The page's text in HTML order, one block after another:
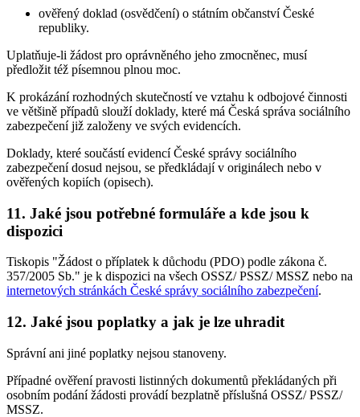
ověřený doklad (osvědčení) o státním občanství České
republiky.
Uplatňuje-li žádost pro oprávněného jeho zmocněnec, musí
předložit též písemnou plnou moc.
K prokázání rozhodných skutečností ve vztahu k odbojové činnosti
ve většině případů slouží doklady, které má Česká správa sociálního
zabezpečení již založeny ve svých evidencích.
Doklady, které součástí evidencí České správy sociálního
zabezpečení dosud nejsou, se předkládají v originálech nebo v
ověřených kopiích (opisech).
11. Jaké jsou potřebné formuláře a kde jsou k
dispozici
Tiskopis "Žádost o příplatek k důchodu (PDO) podle zákona č.
357/2005 Sb." je k dispozici na všech OSSZ/ PSSZ/ MSSZ nebo na
internetových stránkách České správy sociálního zabezpečení.
12. Jaké jsou poplatky a jak je lze uhradit
Správní ani jiné poplatky nejsou stanoveny.
Případné ověření pravosti listinných dokumentů překládaných při
osobním podání žádosti provádí bezplatně příslušná OSSZ/ PSSZ/
MSSZ.